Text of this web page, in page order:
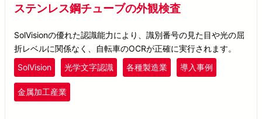
ステンレス鋼チューブの外観検査
SolVisionの優れた認識能力により、識別番号の見た目や光の屈
折レベルに関係なく、自転車のOCRが正確に実行されます。
SolVision
光学文字認識 各種製造業 導入事例
金属加工産業